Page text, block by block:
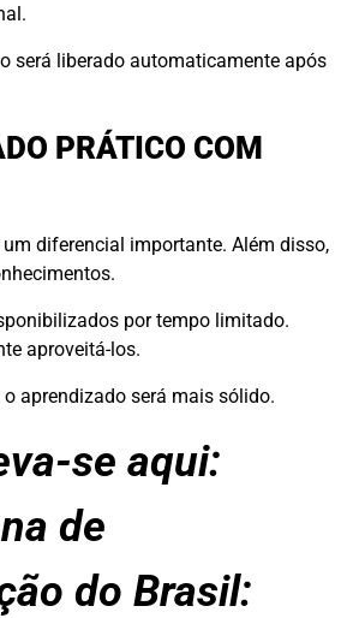
será liberado automaticamente após
PRÁTICO COM
diferencial importante. Além disso,
por tempo limitado.
aproveitá-los.
o aprendizado será mais sólido.
se aqui:
de
do Brasil: